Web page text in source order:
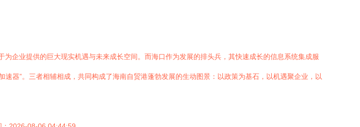
企业提供的巨大现实机遇与未来成长空间。而海口作为发展的排头兵，其快速成长的信息系统集成服
器”。三者相辅相成，共同构成了海南自贸港蓬勃发展的生动图景：以政策为基石，以机遇聚企业，以